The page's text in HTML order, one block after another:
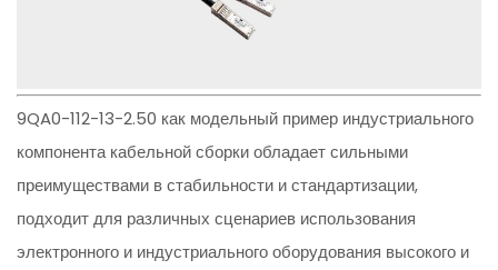
9QA0-112-13-2.50 как модельный пример индустриального
компонента кабельной сборки обладает сильными
преимуществами в стабильности и стандартизации,
подходит для различных сценариев использования
электронного и индустриального оборудования высокого и